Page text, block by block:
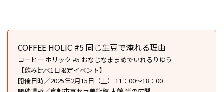
COFFEE HOLIC #5 同じ生豆で淹れる理由
コーヒー ホリック #5 おなじなままめでいれるりゆう
【飲み比べ1日限定イベント】
開催日時／2025年2月15日（土） 11：00〜18：00